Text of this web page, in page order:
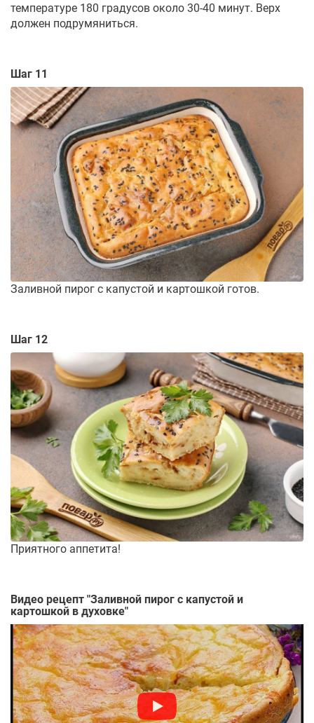
температуре 180 градусов около 30-40 минут. Верх
должен подрумяниться.
Шаг 11
Заливной пирог с капустой и картошкой готов.
Шаг 12
Приятного аппетита!
Видео рецепт "Заливной пирог с капустой и
картошкой в духовке"